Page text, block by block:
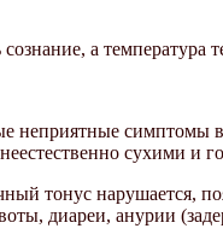
а температура
неприятные
сухими и
тонус нарушается,
диареи, анурии